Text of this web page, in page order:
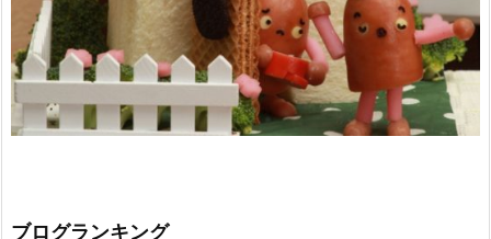
ブログランキング